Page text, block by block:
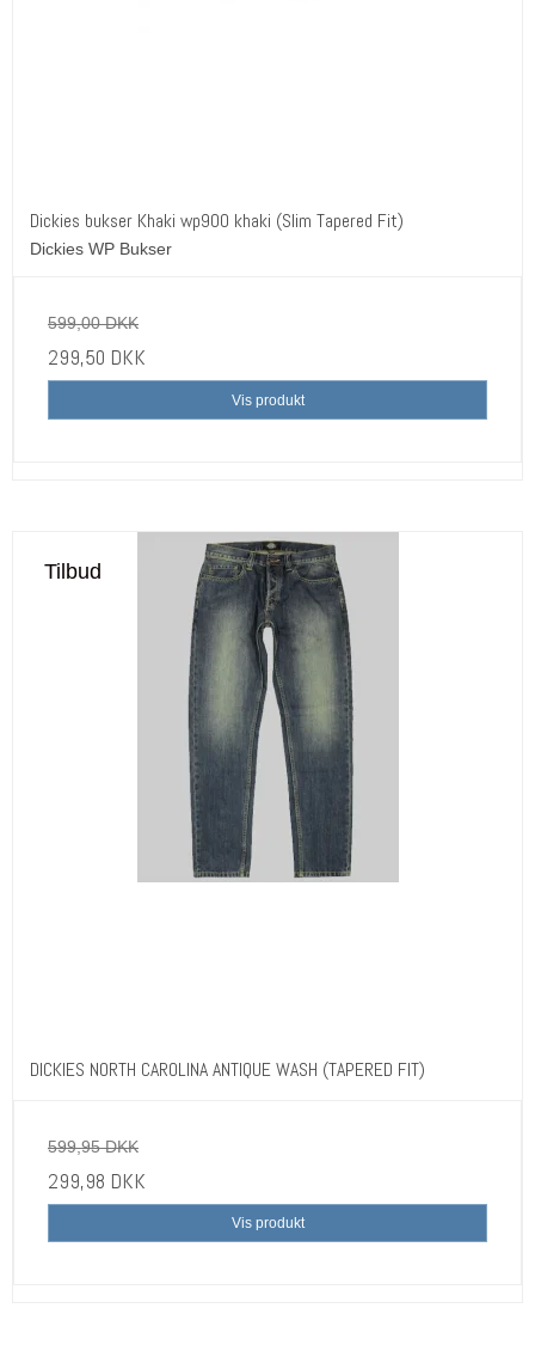
Dickies bukser Khaki wp900 khaki (Slim Tapered Fit)
Dickies WP Bukser
599,00 DKK
299,50 DKK
Vis produkt
Tilbud
DICKIES NORTH CAROLINA ANTIQUE WASH (TAPERED FIT)
599,95 DKK
299,98 DKK
Vis produkt